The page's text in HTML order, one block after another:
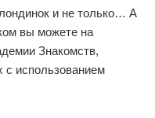
и не только… А
вы можете на
Знакомств,
с использованием